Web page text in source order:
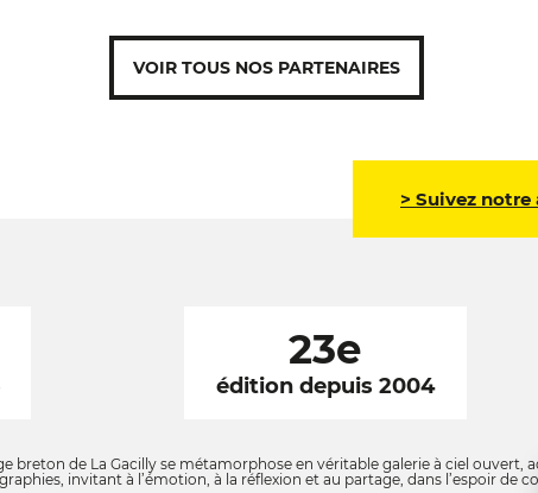
VOIR TOUS NOS PARTENAIRES
> Suivez
23e
édition depuis 2004
breton de La Gacilly se métamorphose en véritable galerie à ciel ouvert,
invitant à l’émotion, à la réflexion et au partage, dans l’espoir de